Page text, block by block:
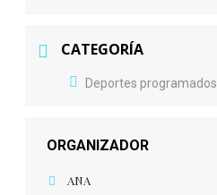
CATEGORÍA
Deportes programados
ORGANIZADOR
ANA